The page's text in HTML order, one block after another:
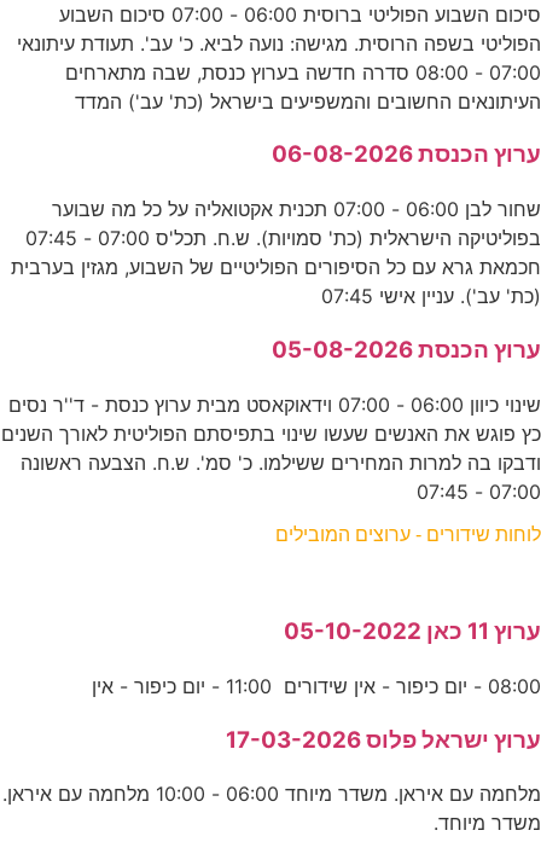
סיכום השבוע הפוליטי ברוסית 06:00 - 07:00 סיכום השבוע
הפוליטי בשפה הרוסית. מגישה: נועה לביא. כ' עב'. תעודת עיתונאי
07:00 - 08:00 סדרה חדשה בערוץ כנסת, שבה מתארחים
העיתונאים החשובים והמשפיעים בישראל (כת' עב') המדד
ערוץ הכנסת 06-08-2026
שחור לבן 06:00 - 07:00 תכנית אקטואליה על כל מה שבוער
בפוליטיקה הישראלית (כת' סמויות). ש.ח. תכל'ס 07:00 - 07:45
חכמאת גרא עם כל הסיפורים הפוליטיים של השבוע, מגזין בערבית
(כת' עב'). עניין אישי 07:45
ערוץ הכנסת 05-08-2026
שינוי כיוון 06:00 - 07:00 וידאוקאסט מבית ערוץ כנסת - ד''ר נסים
כץ פוגש את האנשים שעשו שינוי בתפיסתם הפוליטית לאורך השנים
ודבקו בה למרות המחירים ששילמו. כ' סמ'. ש.ח. הצבעה ראשונה
07:00 - 07:45
לוחות שידורים - ערוצים המובילים
ערוץ 11 כאן 05-10-2022
08:00 - יום כיפור - אין שידורים 11:00 - יום כיפור - אין
ערוץ ישראל פלוס 17-03-2026
מלחמה עם איראן. משדר מיוחד 06:00 - 10:00 מלחמה עם איראן.
משדר מיוחד.